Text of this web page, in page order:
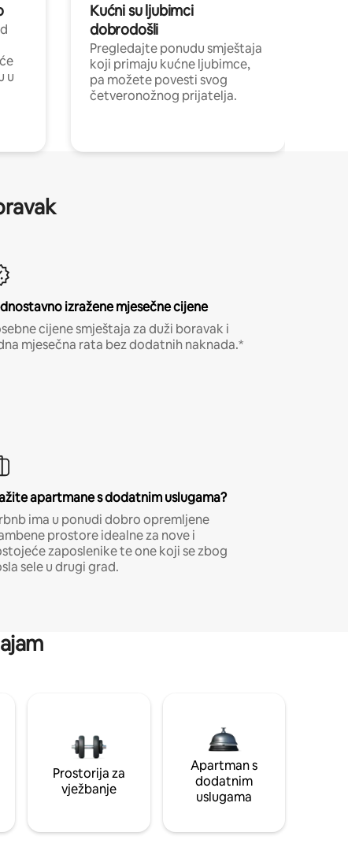
u
Kućni su ljubimci
dobrodošli
Pregledajte ponudu smještaja
koji primaju kućne ljubimce,
pa možete povesti svog
četveronožnog prijatelja.
izražene mjesečne cijene
cijene smještaja za duži boravak i
mjesečna rata bez dodatnih naknada.*
apartmane s dodatnim uslugama?
ima u ponudi dobro opremljene
prostore idealne za nove i
zaposlenike te one koji se zbog
sele u drugi grad.
Prostorija za
vježbanje
Apartman s
dodatnim
uslugama